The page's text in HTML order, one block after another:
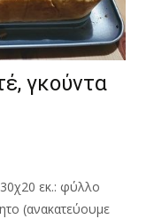
γκούντα
εκ.: φύλλο
(ανακατεύουμε